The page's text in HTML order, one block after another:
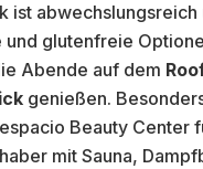
ist
glutenfreie
Abende auf dem
genießen.
Beauty Center
mit Sauna,